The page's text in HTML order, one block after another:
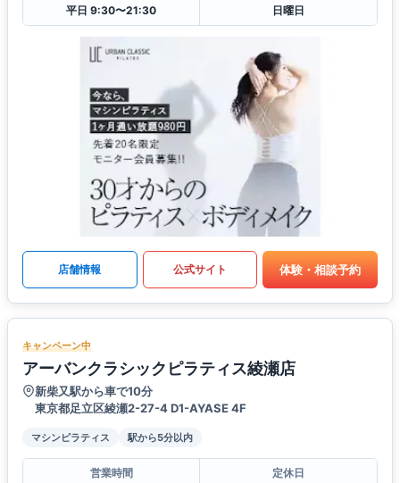
平日 9:30〜21:30
日曜日
店舗情報 公式サイト 体験・相談予約
キャンペーン中
アーバンクラシックピラティス綾瀬店
新柴又駅から車で10分
東京都足立区綾瀬2-27-4 D1-AYASE 4F
マシンピラティス 駅から5分以内
営業時間
定休日